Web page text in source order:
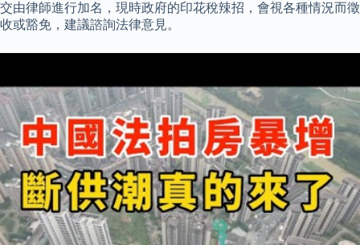
交由律師進行加名，現時政府的印花稅辣招，會視各種情況而徵
收或豁免，建議諮詢法律意見。